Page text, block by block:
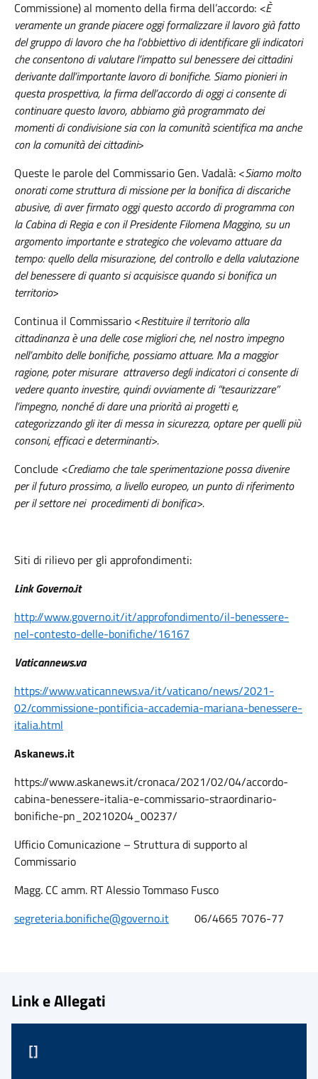
Commissione) al momento della firma dell’accordo: <È
veramente un grande piacere oggi formalizzare il lavoro già fatto
del gruppo di lavoro che ha l’obbiettivo di identificare gli indicatori
che consentono di valutare l’impatto sul benessere dei cittadini
derivante dall’importante lavoro di bonifiche. Siamo pionieri in
questa prospettiva, la firma dell’accordo di oggi ci consente di
continuare questo lavoro, abbiamo già programmato dei
momenti di condivisione sia con la comunità scientifica ma anche
con la comunità dei cittadini>
Queste le parole del Commissario Gen. Vadalà: <Siamo molto
onorati come struttura di missione per la bonifica di discariche
abusive, di aver firmato oggi questo accordo di programma con
la Cabina di Regia e con il Presidente Filomena Maggino, su un
argomento importante e strategico che volevamo attuare da
tempo: quello della misurazione, del controllo e della valutazione
del benessere di quanto si acquisisce quando si bonifica un
territorio>
Continua il Commissario <Restituire il territorio alla
cittadinanza è una delle cose migliori che, nel nostro impegno
nell’ambito delle bonifiche, possiamo attuare. Ma a maggior
ragione, poter misurare attraverso degli indicatori ci consente di
vedere quanto investire, quindi ovviamente di “tesaurizzare”
l’impegno, nonché di dare una priorità ai progetti e,
categorizzando gli iter di messa in sicurezza, optare per quelli più
consoni, efficaci e determinanti>.
Conclude <Crediamo che tale sperimentazione possa divenire
per il futuro prossimo, a livello europeo, un punto di riferimento
per il settore nei procedimenti di bonifica>.
Siti di rilievo per gli approfondimenti:
Link Governo.it
http://www.governo.it/it/approfondimento/il-benessere-
nel-contesto-delle-bonifiche/16167
Vaticannews.va
https://www.vaticannews.va/it/vaticano/news/2021-
02/commissione-pontificia-accademia-mariana-benessere-
italia.html
Askanews.it
https://www.askanews.it/cronaca/2021/02/04/accordo-
cabina-benessere-italia-e-commissario-straordinario-
bonifiche-pn_20210204_00237/
Ufficio Comunicazione – Struttura di supporto al
Commissario
Magg. CC amm. RT Alessio Tommaso Fusco
segreteria.bonifiche@governo.it 06/4665 7076-77
Link e Allegati
[]